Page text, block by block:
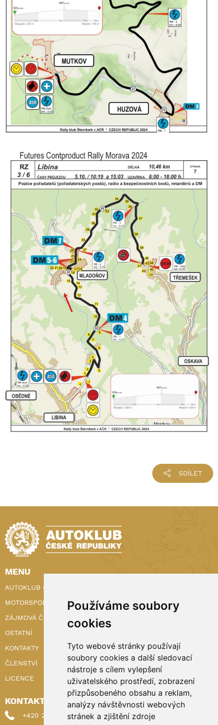
Používáme soubory
cookies
Tyto webové stránky používají
soubory cookies a další sledovací
nástroje s cílem vylepšení
uživatelského prostředí, zobrazení
přizpůsobeného obsahu a reklam,
analýzy návštěvnosti webových
stránek a zjištění zdroje
SDÍLET
MENU
AUTOKLUB ČR
MOTORSPORT
ZÁJMOVÁ ČINNOST
OSTATNÍ
KONTAKTY
ČLENSTVÍ
LICENCE
KONTAKTY
+420 222 898 224 (sekretariat)